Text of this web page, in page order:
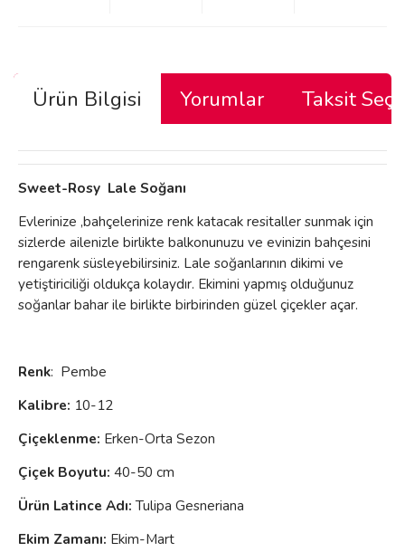
Ürün Bilgisi Yorumlar Taksit
Sweet-Rosy Lale Soğanı
Evlerinize ,bahçelerinize renk katacak resitaller sunmak için
sizlerde ailenizle birlikte balkonunuzu ve evinizin bahçesini
rengarenk süsleyebilirsiniz. Lale soğanlarının dikimi ve
yetiştiriciliği oldukça kolaydır. Ekimini yapmış olduğunuz
soğanlar bahar ile birlikte birbirinden güzel çiçekler açar.
Renk: Pembe
Kalibre: 10-12
Çiçeklenme: Erken-Orta Sezon
Çiçek Boyutu: 40-50 cm
Ürün Latince Adı:Tulipa Gesneriana
Ekim Zamanı: Ekim-Mart